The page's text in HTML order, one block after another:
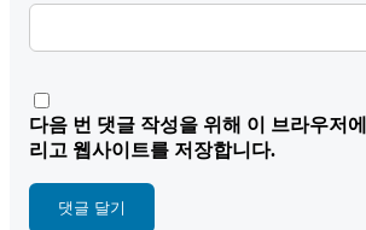
다음 번 댓글 작성을 위해 이 브라우저
리고 웹사이트를 저장합니다.